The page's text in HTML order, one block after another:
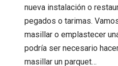
nueva instalación o
pegados o tarimas.
masillar o emplastecer
podría ser necesario
masillar un parquet…